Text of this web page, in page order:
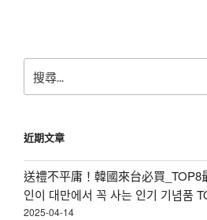
尋
字:
近期文章
送禮不平庸！韓國來台必買_TOP8
인이 대만에서 꼭 사는 인기 기념품
2025-04-14